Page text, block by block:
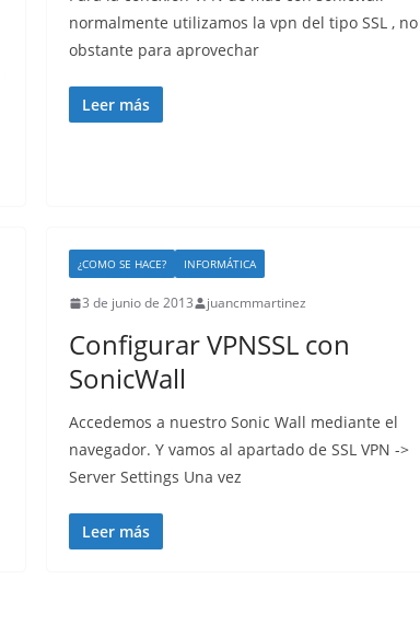
normalmente utilizamos la vpn del tipo SSL , no
obstante para aprovechar
Leer más
¿COMO SE HACE? INFORMÁTICA
3 de junio de 2013 juancmmartinez
Configurar VPNSSL con
SonicWall
Accedemos a nuestro Sonic Wall mediante el
navegador. Y vamos al apartado de SSL VPN ->
Server Settings Una vez
Leer más